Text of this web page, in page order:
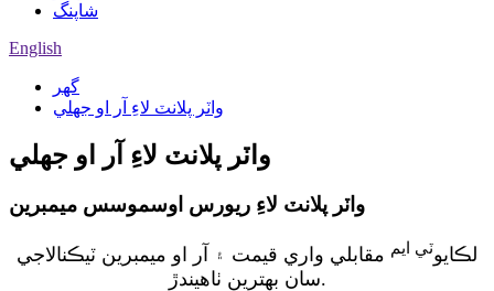
شاپنگ
English
گھر
واٽر پلانٽ لاءِ آر او جھلي
واٽر پلانٽ لاءِ آر او جھلي
واٽر پلانٽ لاءِ ريورس اوسموسس ميمبرين
لڪايوٽي ايم مقابلي واري قيمت ۽ آر او ميمبرين ٽيڪنالاجي
سان بهترين ٺاهيندڙ.